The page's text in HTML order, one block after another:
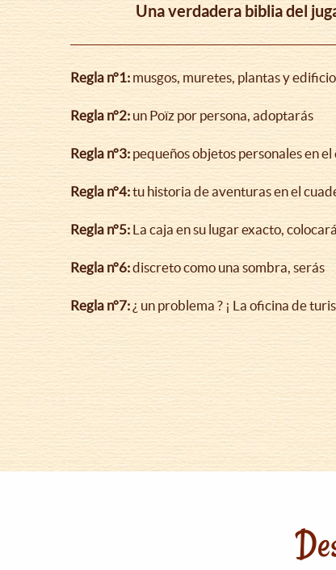
navegación
Una verdadera biblia del
Regla n°1: musgos, muretes, plantas y
Regla n°2: un Poïz por persona, adoptarás
Regla n°3: pequeños objetos personales en
Regla n°4:tu historia de aventuras en el
Regla n°5: La caja en su lugar exacto,
Regla n°6:discreto como una sombra, serás
Regla n°7: ¿ un problema ? ¡ La oficina de